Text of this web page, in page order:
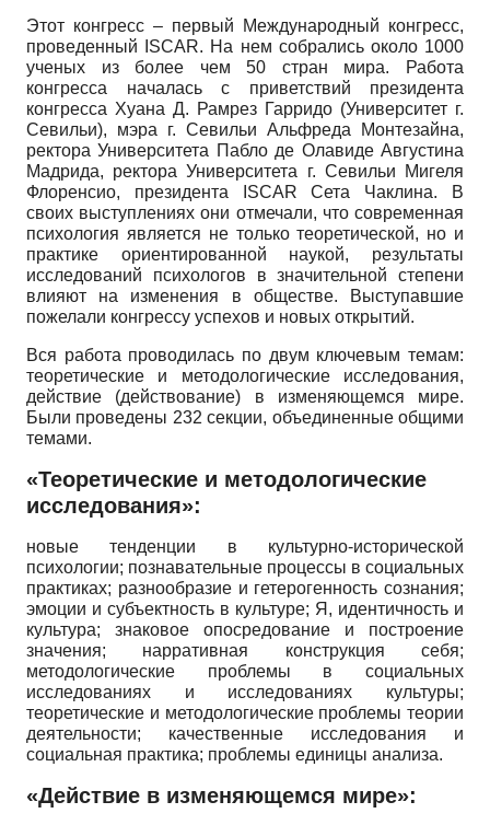
Этот конгресс – первый Международный конгресс,
проведенный ISCAR. На нем собрались около 1000
ученых из более чем 50 стран мира. Работа
конгресса началась с приветствий президента
конгресса Хуана Д. Рамрез Гарридо (Университет г.
Севильи), мэра г. Севильи Альфреда Монтезайна,
ректора Университета Пабло де Олавиде Августина
Мадрида, ректора Университета г. Севильи Мигеля
Флоренсио, президента ISCAR Сета Чаклина. В
своих выступлениях они отмечали, что современная
психология является не только теоретической, но и
практике ориентированной наукой, результаты
исследований психологов в значительной степени
влияют на изменения в обществе. Выступавшие
пожелали конгрессу успехов и новых открытий.
Вся работа проводилась по двум ключевым темам:
теоретические и методологические исследования,
действие (действование) в изменяющемся мире.
Были проведены 232 секции, объединенные общими
темами.
«Теоретические и методологические
исследования»:
новые тенденции в культурно-исторической
психологии; познавательные процессы в социальных
практиках; разнообразие и гетерогенность сознания;
эмоции и субъектность в культуре; Я, идентичность и
культура; знаковое опосредование и построение
значения; нарративная конструкция себя;
методологические проблемы в социальных
исследованиях и исследованиях культуры;
теоретические и методологические проблемы теории
деятельности; качественные исследования и
социальная практика; проблемы единицы анализа.
«Действие в изменяющемся мире»: